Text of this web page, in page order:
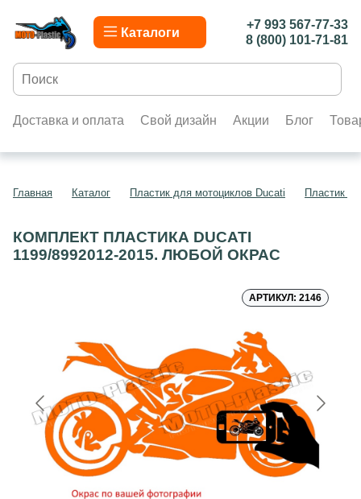
Каталоги
+7 993 567-77-33
8 (800) 101-71-81
Доставка и оплата Свой дизайн Акции Блог
Главная Каталог Пластик для мотоциклов Ducati Пластик
КОМПЛЕКТ ПЛАСТИКА DUCATI
1199/8992012-2015. ЛЮБОЙ ОКРАС
АРТИКУЛ: 2146